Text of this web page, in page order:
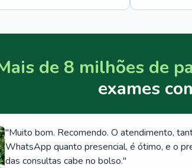
de 8 milhões de
exames
"Muito bom. Recomendo. O atendimento,
WhatsApp quanto presencial, é ótimo, e o
das consultas cabe no bolso."